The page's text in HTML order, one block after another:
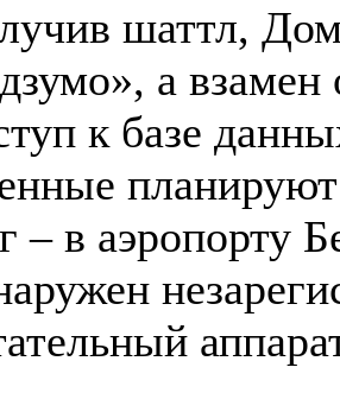
шаттл,
а взамен
к базе
– в аэропорту